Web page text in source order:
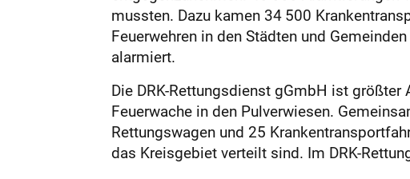
mussten. Dazu kamen 34 500
Feuerwehren in den Städten und
alarmiert.
Die DRK-Rettungsdienst gGmbH ist
Feuerwache in den Pulverwiesen.
Rettungswagen und 25
das Kreisgebiet verteilt sind. Im DRK-